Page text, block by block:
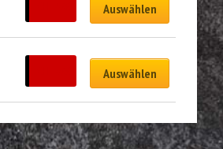
Auswählen
Auswählen